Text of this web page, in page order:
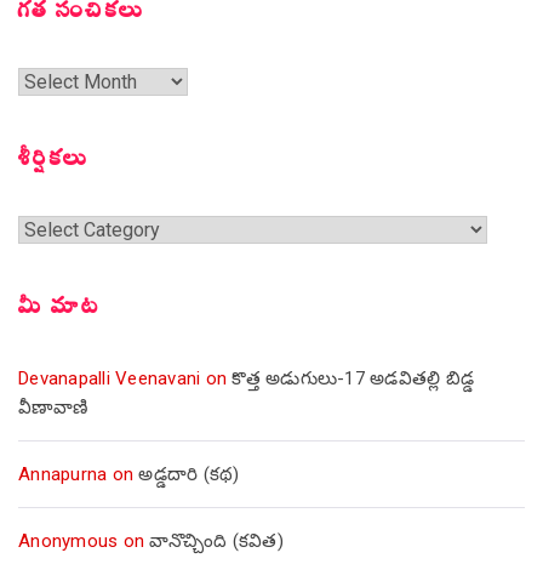
గత సంచికలు
గత
శీర్షికలు
శీర్షికలు
మీ మాట
Devanapalli Veenavani onకొత్త అడుగులు-17 అడవితల్లి బిడ్డ
వీణావాణి
Annapurna onఅడ్డదారి (కథ)
Anonymous onవానొచ్చింది (కవిత)